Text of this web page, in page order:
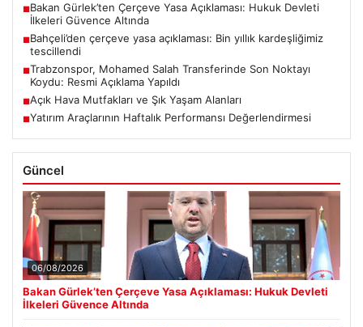
■Bakan Gürlek’ten Çerçeve Yasa Açıklaması: Hukuk Devleti
İlkeleri Güvence Altında
■Bahçeli’den çerçeve yasa açıklaması: Bin yıllık kardeşliğimiz
tescillendi
■Trabzonspor, Mohamed Salah Transferinde Son Noktayı
Koydu: Resmi Açıklama Yapıldı
■Açık Hava Mutfakları ve Şık Yaşam Alanları
■Yatırım Araçlarının Haftalık Performansı Değerlendirmesi
Güncel
06/08/2026
Bakan Gürlek’ten Çerçeve Yasa Açıklaması: Hukuk Devleti
İlkeleri Güvence Altında